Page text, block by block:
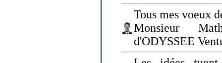
Tous mes voeux
Monsieur
d'ODYSSEE